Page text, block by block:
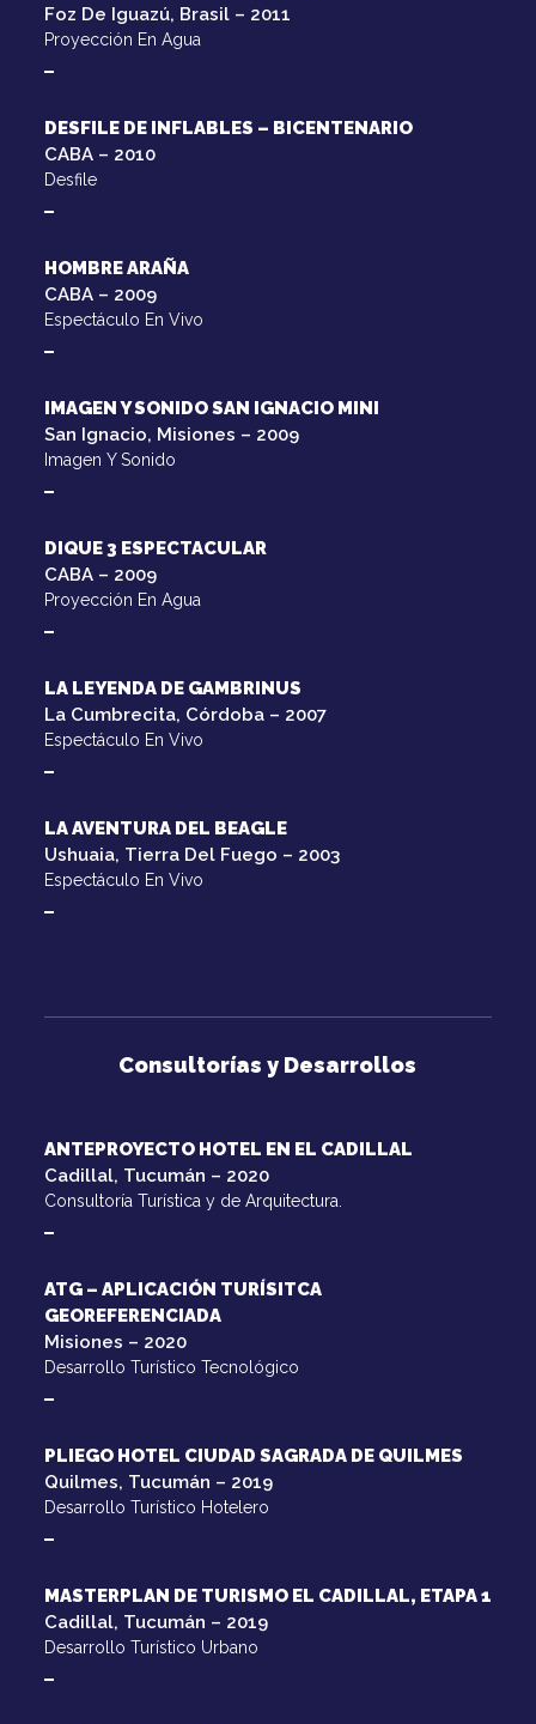
Foz De Iguazú, Brasil – 2011
Proyección En Agua
DESFILE DE INFLABLES – BICENTENARIO
CABA – 2010
Desfile
HOMBRE ARAÑA
CABA – 2009
Espectáculo En Vivo
IMAGEN Y SONIDO SAN IGNACIO MINI
San Ignacio, Misiones – 2009
Imagen Y Sonido
DIQUE 3 ESPECTACULAR
CABA – 2009
Proyección En Agua
LA LEYENDA DE GAMBRINUS
La Cumbrecita, Córdoba – 2007
Espectáculo En Vivo
LA AVENTURA DEL BEAGLE
Ushuaia, Tierra Del Fuego – 2003
Espectáculo En Vivo
Consultorías y Desarrollos
ANTEPROYECTO HOTEL EN EL CADILLAL
Cadillal, Tucumán – 2020
Consultoría Turística y de Arquitectura.
ATG – APLICACIÓN TURÍSITCA
GEOREFERENCIADA
Misiones – 2020
Desarrollo Turístico Tecnológico
PLIEGO HOTEL CIUDAD SAGRADA DE QUILMES
Quilmes, Tucumán – 2019
Desarrollo Turístico Hotelero
MASTERPLAN DE TURISMO EL CADILLAL, ETAPA 1
Cadillal, Tucumán – 2019
Desarrollo Turístico Urbano